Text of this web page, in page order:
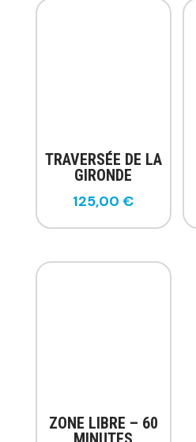
TRAVERSÉE DE LA
GIRONDE
125,00€
ZONE LIBRE – 60